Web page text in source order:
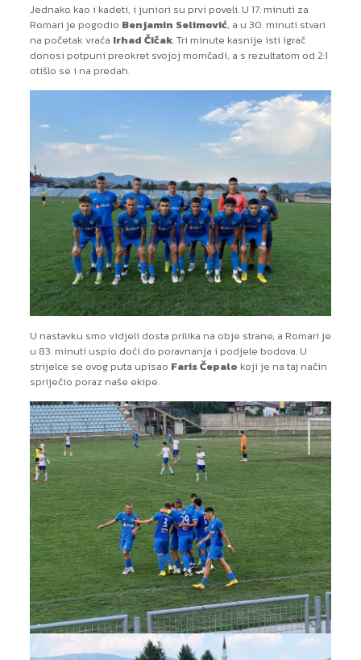
Jednako kao i kadeti, i juniori su prvi poveli. U 17. minuti za
Romari je pogodio Benjamin Selimović, a u 30. minuti stvari
na početak vraća Irhad Čičak. Tri minute kasnije isti igrač
donosi potpuni preokret svojoj momčadi, a s rezultatom od 2:1
otišlo se i na predah.
U nastavku smo vidjeli dosta prilika na obje strane, a Romari je
u 83. minuti uspio doći do poravnanja i podjele bodova. U
strijelce se ovog puta upisao Faris Čepalo koji je na taj način
spriječio poraz naše ekipe.